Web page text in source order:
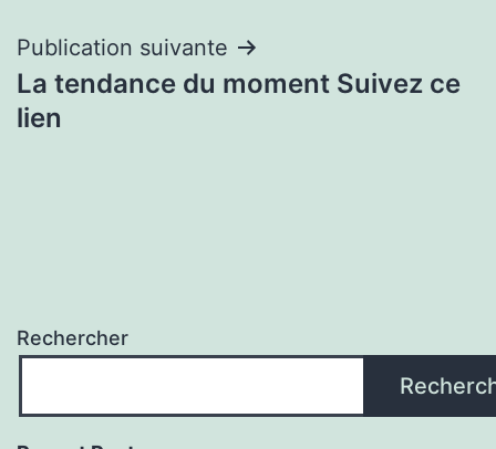
Publication suivante
La tendance du moment Suivez ce
lien
Rechercher